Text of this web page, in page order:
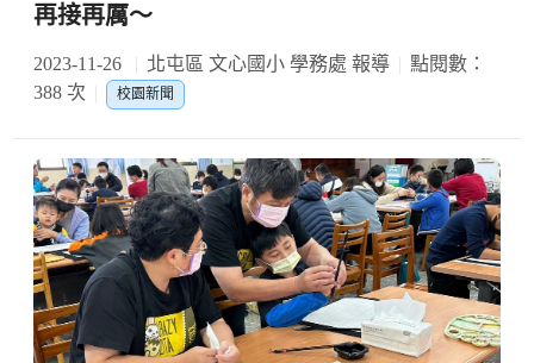
再接再厲～
2023-11-26 北屯區 文心國小 學務處 報導
點閱數：
388 次
校園新聞